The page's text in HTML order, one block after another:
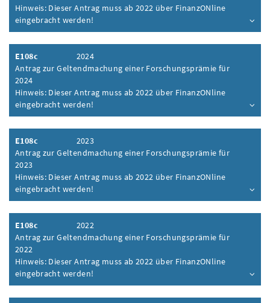
Hinweis: Dieser Antrag muss ab 2022 über FinanzONline
eingebracht werden!
Inhalt aufklappen
E108c
2024
Antrag zur Geltendmachung einer Forschungsprämie für
2024
Hinweis: Dieser Antrag muss ab 2022 über FinanzONline
eingebracht werden!
Inhalt aufklappen
E108c
2023
Antrag zur Geltendmachung einer Forschungsprämie für
2023
Hinweis: Dieser Antrag muss ab 2022 über FinanzONline
eingebracht werden!
Inhalt aufklappen
E108c
2022
Antrag zur Geltendmachung einer Forschungsprämie für
2022
Hinweis: Dieser Antrag muss ab 2022 über FinanzONline
eingebracht werden!
Inhalt aufklappen